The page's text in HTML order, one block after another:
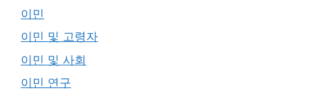
이민
이민 및 고령자
이민 및 사회
이민 연구